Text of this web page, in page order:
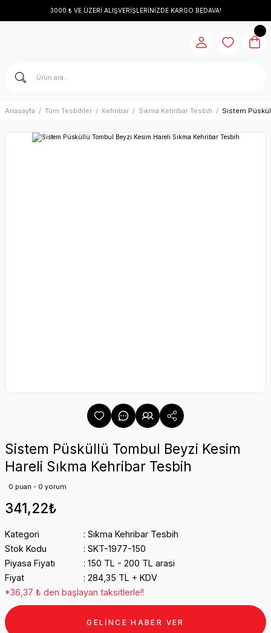
3000 ₺ VE ÜZERİ ALIŞVERİŞLERİNİZDE KARGO BEDAVA!
Anasayfa Tüm Tesbihler Kehribar Sıkma Kehribar Tesbih Sistem
Sistem Püsküllü Tombul Beyzi Kesim
Hareli Sıkma Kehribar Tesbih
0 puan - 0 yorum
341,22₺
Kategori
Sıkma Kehribar Tesbih
Stok Kodu
SKT-1977-150
Piyasa Fiyatı
150 TL - 200 TL arasi
Fiyat
284,35 TL + KDV
*36,37 ₺ den başlayan taksitlerle!!
GELİNCE HABER VER